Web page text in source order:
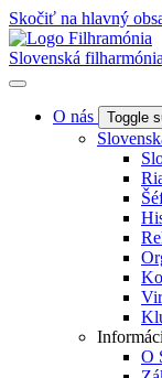
Skočiť na hlavný
Slovenská filharmónia
O nás Toggle
O